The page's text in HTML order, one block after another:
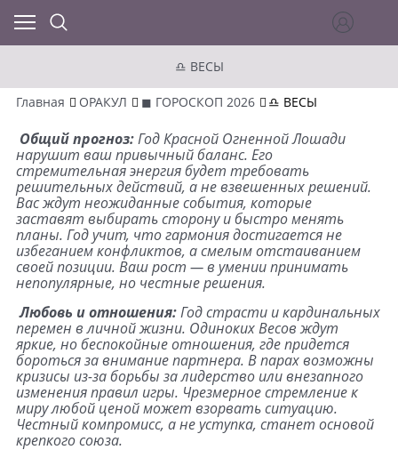
♎ ВЕСЫ
Главная ОРАКУЛ ◼ ГОРОСКОП 2026 ♎ ВЕСЫ
Общий прогноз:Год Красной Огненной Лошади
нарушит ваш привычный баланс. Его
стремительная энергия будет требовать
решительных действий, а не взвешенных решений.
Вас ждут неожиданные события, которые
заставят выбирать сторону и быстро менять
планы. Год учит, что гармония достигается не
избеганием конфликтов, а смелым отстаиванием
своей позиции. Ваш рост — в умении принимать
непопулярные, но честные решения.
Любовь и отношения:Год страсти и кардинальных
перемен в личной жизни. Одиноких Весов ждут
яркие, но беспокойные отношения, где придется
бороться за внимание партнера. В парах возможны
кризисы из-за борьбы за лидерство или внезапного
изменения правил игры. Чрезмерное стремление к
миру любой ценой может взорвать ситуацию.
Честный компромисс, а не уступка, станет основой
крепкого союза.